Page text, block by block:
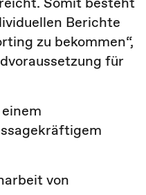
Berichte
zu bekommen“,
für
von